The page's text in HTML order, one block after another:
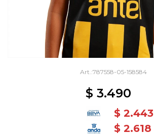
787558-05-158584
$ 3.490
$ 2.443
$ 2.618